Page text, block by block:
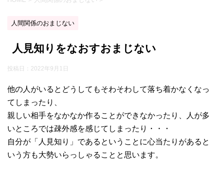
人間関係のおまじない
人見知りをなおすおまじない
投稿日： 2022年9月1日
他の人がいるとどうしてもそわそわして落ち着かなくなっ
てしまったり、
親しい相手をなかなか作ることができなかったり、人が多
いところでは疎外感を感じてしまったり・・・
自分が「人見知り」であるということに心当たりがあると
いう方も大勢いらっしゃることと思います。